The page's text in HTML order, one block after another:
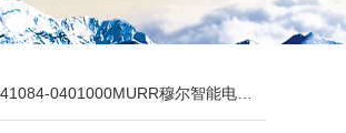
0401000MURR穆尔智能电流分配器